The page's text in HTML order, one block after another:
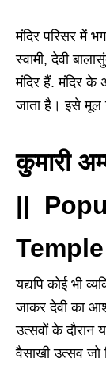
मंदिर परिसर में
स्वामी, देवी
मंदिर हैं. मंदिर
जाता है। इसे मूल
कुमारी
||
यद्यपि कोई भी
जाकर देवी का
उत्सवों के दौरान
वैसाखी उत्सव जो